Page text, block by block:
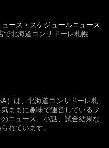
ース > スケジュールニュース
で北海道コンサドーレ札幌
）は、北海道コンサドーレ札
ままに趣味で運営しているフ
ニュース、小話、試合結果な
れています。